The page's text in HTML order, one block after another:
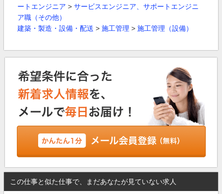
ートエンジニア > サービスエンジニア、サポートエンジニ
ア職（その他）
建築・製造・設備・配送 > 施工管理 > 施工管理（設備）
この仕事と似た仕事で、まだあなたが見ていない求人